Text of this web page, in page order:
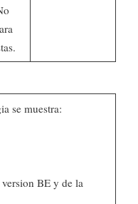
se muestra:
BE y de la